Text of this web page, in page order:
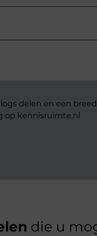
delen en een
op kennisruimte.nl
die u